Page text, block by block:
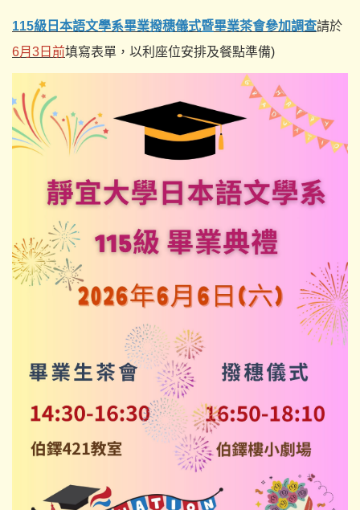
115級日本語文學系畢業撥穗儀式暨畢業茶會參加調查請於
6月3日前填寫表單，以利座位安排及餐點準備)